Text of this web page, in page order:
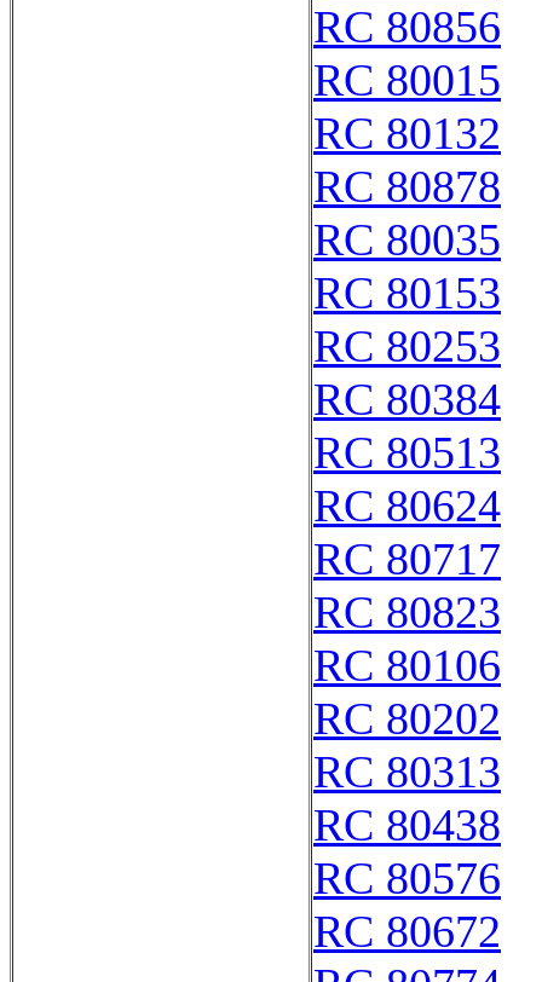
RC 80856
RC 80015
RC 80132
RC 80878
RC 80035
RC 80153
RC 80253
RC 80384
RC 80513
RC 80624
RC 80717
RC 80823
RC 80106
RC 80202
RC 80313
RC 80438
RC 80576
RC 80672